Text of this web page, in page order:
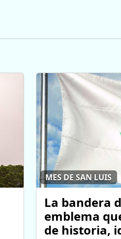
MES DE SAN LUIS
La bandera
emblema
de historia,